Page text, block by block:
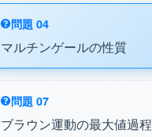
問題 04
マルチンゲールの性質
問題 07
ブラウン運動の最大値過程